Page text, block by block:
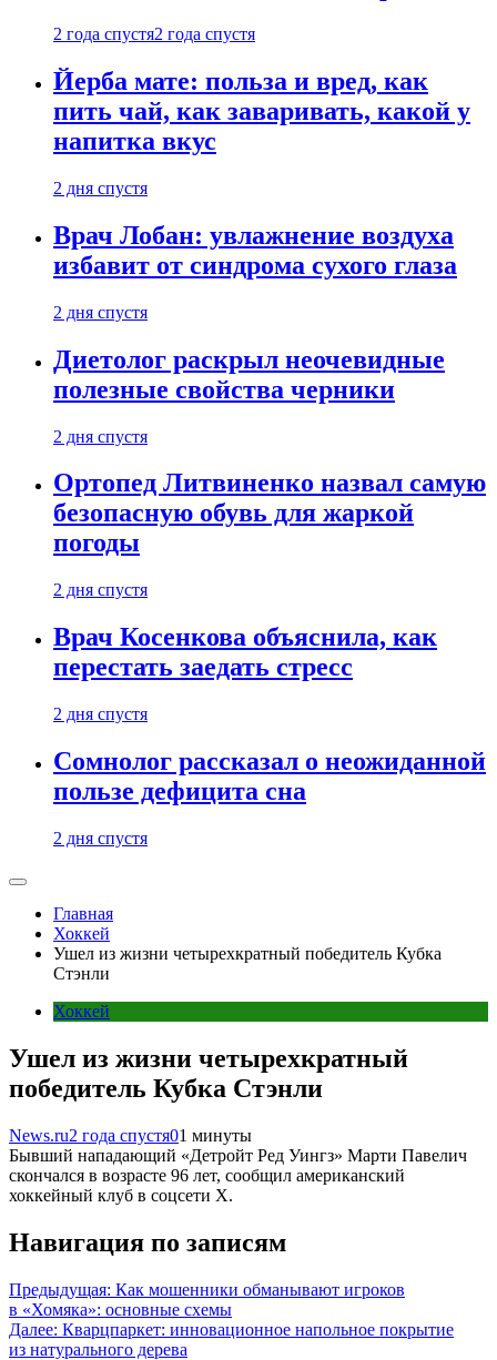
2 года спустя2 года спустя
Йерба мате: польза и вред, как
пить чай, как заваривать, какой у
напитка вкус
2 дня спустя
Врач Лобан: увлажнение воздуха
избавит от синдрома сухого глаза
2 дня спустя
Диетолог раскрыл неочевидные
полезные свойства черники
2 дня спустя
Ортопед Литвиненко назвал самую
безопасную обувь для жаркой
погоды
2 дня спустя
Врач Косенкова объяснила, как
перестать заедать стресс
2 дня спустя
Сомнолог рассказал о неожиданной
пользе дефицита сна
2 дня спустя
Главная
Хоккей
Ушел из жизни четырехкратный победитель Кубка
Стэнли
Хоккей
Ушел из жизни четырехкратный
победитель Кубка Стэнли
News.ru2 года спустя01 минуты
Бывший нападающий «Детройт Ред Уингз» Марти Павелич
скончался в возрасте 96 лет, сообщил американский
хоккейный клуб в соцсети Х.
Навигация по записям
Предыдущая: Как мошенники обманывают игроков
в «Хомяка»: основные схемы
Далее: Кварцпаркет: инновационное напольное покрытие
из натурального дерева